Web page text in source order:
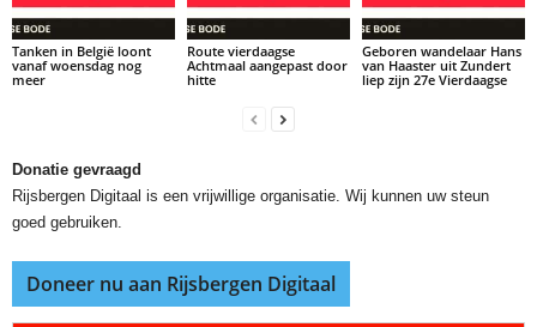
Tanken in België loont
vanaf woensdag nog
meer
Route vierdaagse
Achtmaal aangepast door
hitte
Geboren wandelaar Hans
van Haaster uit Zundert
liep zijn 27e Vierdaagse
Donatie gevraagd
Rijsbergen Digitaal is een vrijwillige organisatie. Wij kunnen uw steun
goed gebruiken.
Doneer nu aan Rijsbergen Digitaal